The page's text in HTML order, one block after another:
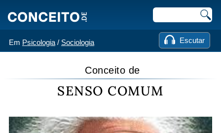
Em Psicologia / Sociologia Escutar
Conceito de
SENSO COMUM